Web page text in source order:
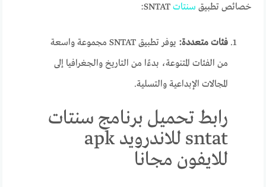
خصائص تطبيق سنتات SNTAT:
فئات متعددة:
يوفر تطبيق SNTAT مجموعة واسعة
من الفئات المتنوعة، بدءًا من التاريخ والجغرافيا إلى
المجالات الإبداعية والتسلية.
رابط تحميل برنامج سنتات
sntat للاندرويد apk
للايفون مجانا